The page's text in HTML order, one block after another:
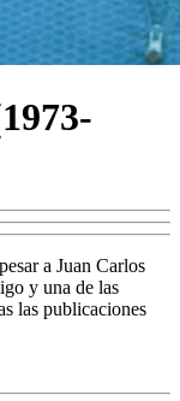
a Juan Carlos
y una de las
las publicaciones